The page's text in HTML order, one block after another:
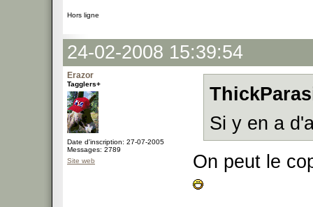
Hors ligne
24-02-2008 15:39:54
Erazor
Tagglers+
Date d'inscription: 27-07-2005
Messages: 2789
Site web
Si y en a
On peut le